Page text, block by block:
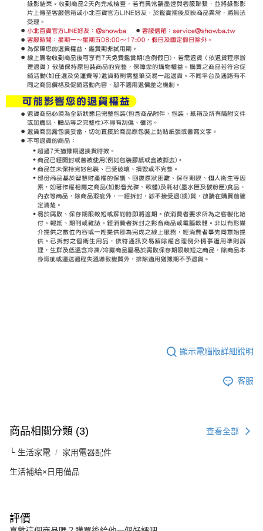
顯示電腦版詳細說明
客服
商品相關分類 (3) 查看全部
└ 生活家電 家用電器配件
生活補給×日用備品
評價